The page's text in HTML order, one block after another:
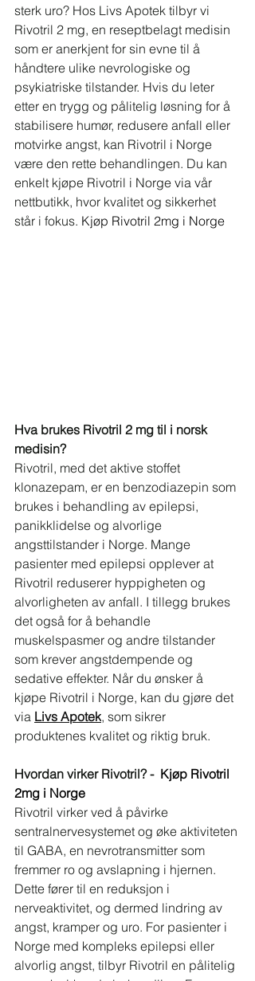
sterk uro? Hos Livs Apotek tilbyr vi
Rivotril 2 mg, en reseptbelagt medisin
som er anerkjent for sin evne til å
håndtere ulike nevrologiske og
psykiatriske tilstander. Hvis du leter
etter en trygg og pålitelig løsning for å
stabilisere humør, redusere anfall eller
motvirke angst, kan Rivotril i Norge
være den rette behandlingen. Du kan
enkelt kjøpe Rivotril i Norge via vår
nettbutikk, hvor kvalitet og sikkerhet
står i fokus. Kjøp Rivotril 2mg i Norge
Hva brukes Rivotril 2 mg til i norsk
medisin?
Rivotril, med det aktive stoffet
klonazepam, er en benzodiazepin som
brukes i behandling av epilepsi,
panikklidelse og alvorlige
angsttilstander i Norge. Mange
pasienter med epilepsi opplever at
Rivotril reduserer hyppigheten og
alvorligheten av anfall. I tillegg brukes
det også for å behandle
muskelspasmer og andre tilstander
som krever angstdempende og
sedative effekter. Når du ønsker å
kjøpe Rivotril i Norge, kan du gjøre det
via Livs Apotek, som sikrer
produktenes kvalitet og riktig bruk.
Hvordan virker Rivotril? - Kjøp Rivotril
2mg i Norge
Rivotril virker ved å påvirke
sentralnervesystemet og øke aktiviteten
til GABA, en nevrotransmitter som
fremmer ro og avslapning i hjernen.
Dette fører til en reduksjon i
nerveaktivitet, og dermed lindring av
angst, kramper og uro. For pasienter i
Norge med kompleks epilepsi eller
alvorlig angst, tilbyr Rivotril en pålitelig